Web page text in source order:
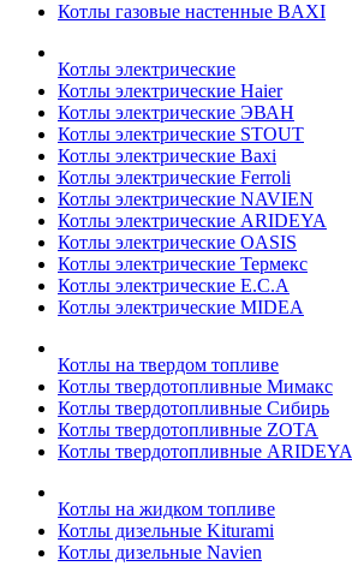
Котлы газовые настенные BAXI
Котлы электрические
Котлы электрические Haier
Котлы электрические ЭВАН
Котлы электрические STOUT
Котлы электрические Baxi
Котлы электрические Ferroli
Котлы электрические NAVIEN
Котлы электрические ARIDEYA
Котлы электрические OASIS
Котлы электрические Термекс
Котлы электрические E.C.A
Котлы электрические MIDEA
Котлы на твердом топливе
Котлы твердотопливные Мимакс
Котлы твердотопливные Сибирь
Котлы твердотопливные ZOTA
Котлы твердотопливные ARIDEYA
Котлы на жидком топливе
Котлы дизельные Kiturami
Котлы дизельные Navien